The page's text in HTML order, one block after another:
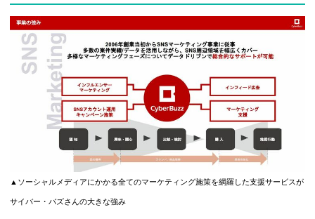
▲ソーシャルメディアにかかる全てのマーケティング施策を網羅した支援サービスが
サイバー・バズさんの大きな強み